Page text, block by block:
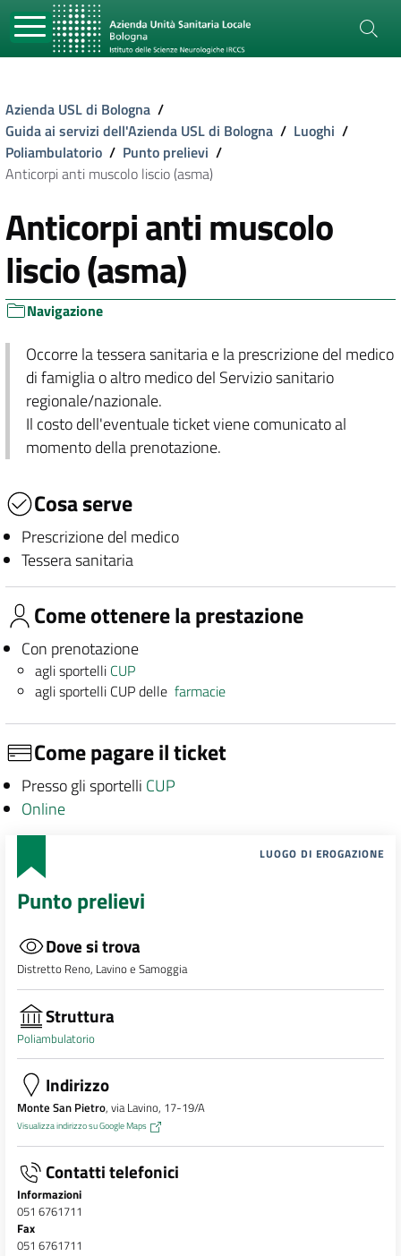
Azienda USL di Bologna /
Guida ai servizi dell'Azienda USL di Bologna / Luoghi /
Poliambulatorio / Punto prelievi /
Anticorpi anti muscolo liscio (asma)
Anticorpi anti muscolo
liscio (asma)
Navigazione
Occorre la tessera sanitaria e la prescrizione del medico
di famiglia o altro medico del Servizio sanitario
regionale/nazionale.
Il costo dell'eventuale ticket viene comunicato al
momento della prenotazione.
Cosa serve
Prescrizione del medico
Tessera sanitaria
Come ottenere la prestazione
Con prenotazione
agli sportelli CUP
agli sportelli CUP dellefarmacie
Come pagare il ticket
Presso gli sportelli CUP
Online
LUOGO DI EROGAZIONE
Punto prelievi
Dove si trova
Distretto Reno, Lavino e Samoggia
Struttura
Poliambulatorio
Indirizzo
Monte San Pietro, via Lavino, 17-19/A
Visualizza indirizzo su Google Maps
Contatti telefonici
Informazioni
051 6761711
Fax
051 6761711